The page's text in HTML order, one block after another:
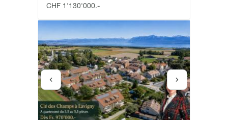
CHF 1'130'000.-